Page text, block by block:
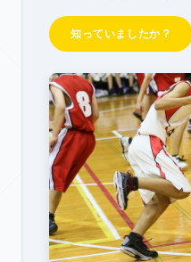
知っていましたか？